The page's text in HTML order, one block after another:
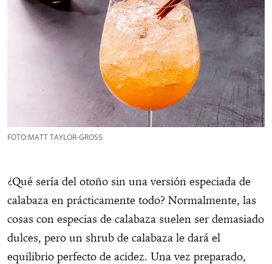
FOTO:MATT TAYLOR-GROSS
¿Qué sería del otoño sin una versión especiada de
calabaza en prácticamente todo? Normalmente, las
cosas con especias de calabaza suelen ser demasiado
dulces, pero un shrub de calabaza le dará el
equilibrio perfecto de acidez. Una vez preparado,